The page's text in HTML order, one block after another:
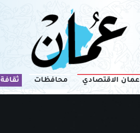
عمان الاقتصادي محافظات ثقافة